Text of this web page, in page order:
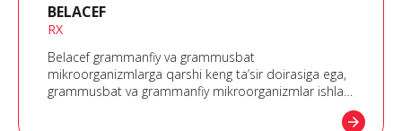
BELACEF
RX
Belacef grammanfiy va grammusbat
mikroorganizmlarga qarshi keng ta’sir doirasiga ega,
grammusbat va grammanfiy mikroorganizmlar ishlab
arrow_forward